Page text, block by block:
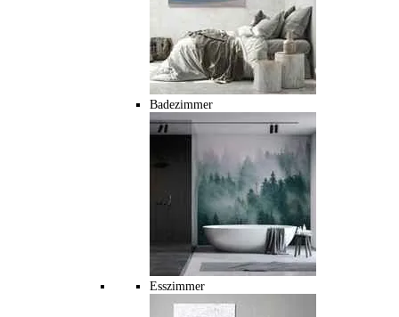
Badezimmer
Esszimmer